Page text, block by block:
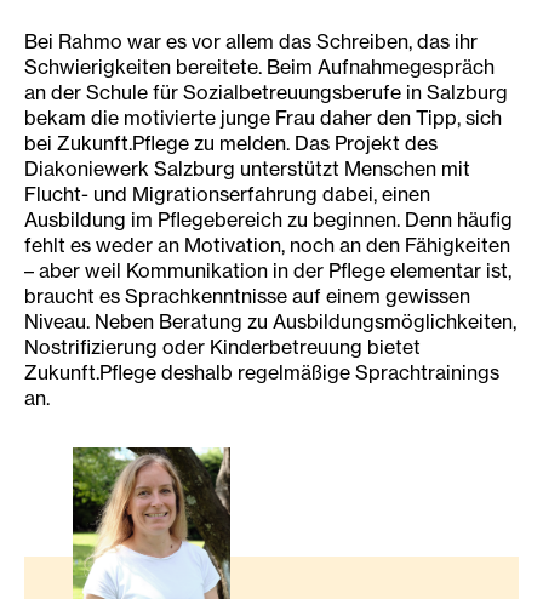
Bei Rahmo war es vor allem das Schreiben, das ihr
Schwierigkeiten bereitete. Beim Aufnahmegespräch
an der Schule für Sozialbetreuungsberufe in Salzburg
bekam die motivierte junge Frau daher den Tipp, sich
bei Zukunft.Pflege zu melden. Das Projekt des
Diakoniewerk Salzburg unterstützt Menschen mit
Flucht- und Migrationserfahrung dabei, einen
Ausbildung im Pflegebereich zu beginnen. Denn häufig
fehlt es weder an Motivation, noch an den Fähigkeiten
– aber weil Kommunikation in der Pflege elementar ist,
braucht es Sprachkenntnisse auf einem gewissen
Niveau. Neben Beratung zu Ausbildungsmöglichkeiten,
Nostrifizierung oder Kinderbetreuung bietet
Zukunft.Pflege deshalb regelmäßige Sprachtrainings
an.